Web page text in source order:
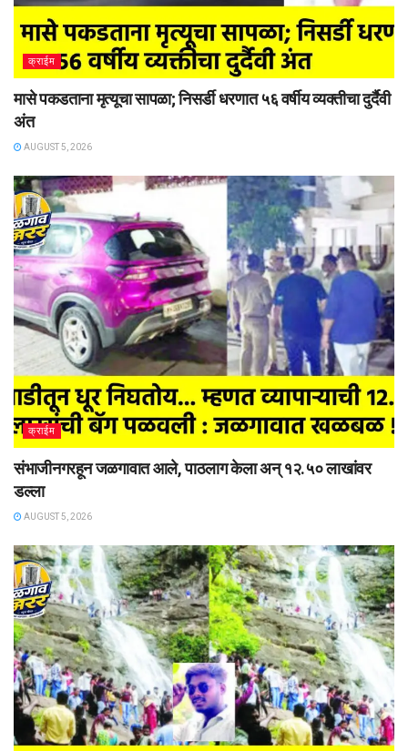
क्राईम
मासे पकडताना मृत्यूचा सापळा; निसर्डी धरणात ५६ वर्षीय व्यक्तीचा दुर्दैवी
अंत
AUGUST 5, 2026
क्राईम
संभाजीनगरहून जळगावात आले, पाठलाग केला अन् १२.५० लाखांवर
डल्ला
AUGUST 5, 2026